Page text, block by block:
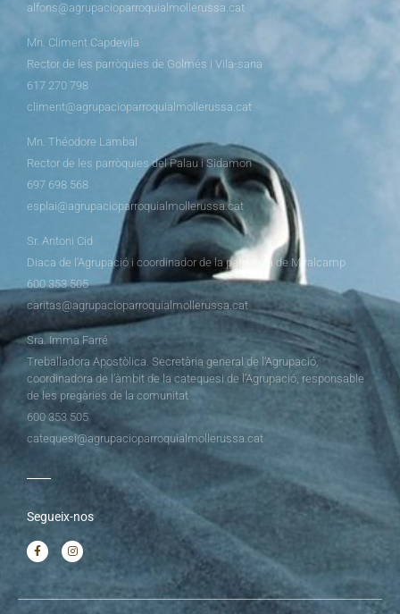
alfons@agrupacioparroquialmollerussa.cat
Mn. Climent Capdevila
Rector de les parròquies de Golmés i Vila-sana
617 270 798
climent@agrupacioparroquialmollerussa.cat
Mn. Théodore Lambal
Rector de les parròquies del Palau i Sidamon
697 698 568
esplai@agrupacioparroquialmollerussa.cat
Sr. Antoni Cid
Diaca de l’Agrupació i coordinador de la parròquia de Miralcamp
600 353 505
caritas@agrupacioparroquialmollerussa.cat
Sra. Imma Farré
Treballadora Apostòlica. Secretària general de l’Agrupació,
coordinadora de l’àmbit de la catequesi de l’Agrupació, responsable
de les pregàries de la comunitat
600 353 505
catequesi@agrupacioparroquialmollerussa.cat
Segueix-nos